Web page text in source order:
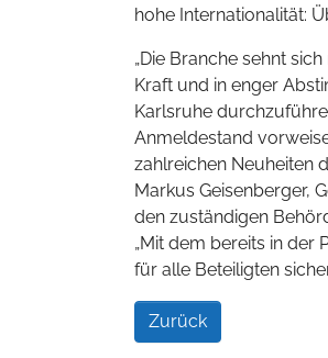
hohe Internationalität:
„Die Branche sehnt
Kraft und in enger
Karlsruhe
Anmeldestand
zahlreichen Neuheiten
Markus Geisenberger,
den zuständigen
„Mit dem bereits in der
für alle Beteiligten
Zurück